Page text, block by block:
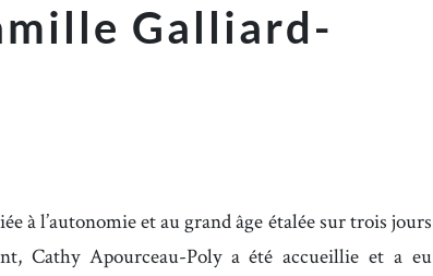
Galliard-
à l’autonomie et au grand âge étalée sur trois jours
Cathy Apourceau-Poly a été accueillie et a eu